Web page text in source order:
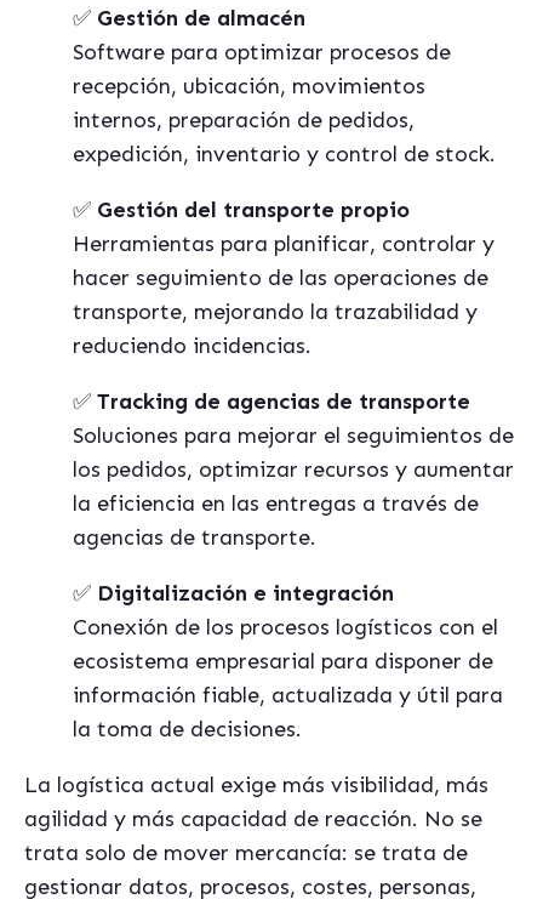
✅ Gestión de almacén
Software para optimizar procesos de
recepción, ubicación, movimientos
internos, preparación de pedidos,
expedición, inventario y control de stock.
✅ Gestión del transporte propio
Herramientas para planificar, controlar y
hacer seguimiento de las operaciones de
transporte, mejorando la trazabilidad y
reduciendo incidencias.
✅ Tracking de agencias de transporte
Soluciones para mejorar el seguimientos de
los pedidos, optimizar recursos y aumentar
la eficiencia en las entregas a través de
agencias de transporte.
✅ Digitalización e integración
Conexión de los procesos logísticos con el
ecosistema empresarial para disponer de
información fiable, actualizada y útil para
la toma de decisiones.
La logística actual exige más visibilidad, más
agilidad y más capacidad de reacción. No se
trata solo de mover mercancía: se trata de
gestionar datos, procesos, costes, personas,